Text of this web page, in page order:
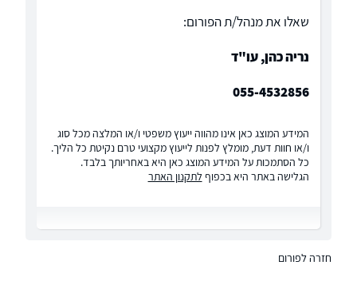
שאלו את מנהל/ת הפורום:
נריה כהן, עו"ד
055-4532856
המידע המוצג כאן אינו מהווה ייעוץ משפטי ו/או המלצה מכל סוג
ו/או חוות דעת, מומלץ לפנות לייעוץ מקצועי טרם נקיטת כל הליך.
כל הסתמכות על המידע המוצג כאן היא באחריותך בלבד.
הגלישה באתר היא בכפוף לתקנון האתר
חזרה לפורום